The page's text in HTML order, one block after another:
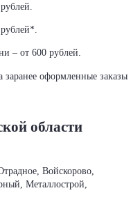
– от 600 рублей.
заранее оформленные заказы
области
Войскорово,
Металлострой,